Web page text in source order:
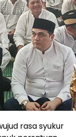
rasa syukur